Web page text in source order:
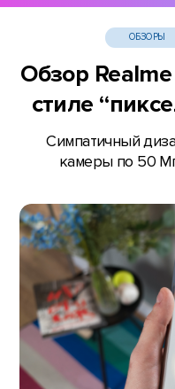
ОБЗОРЫ
Обзор
стиле
Симпатичный
камеры по 50